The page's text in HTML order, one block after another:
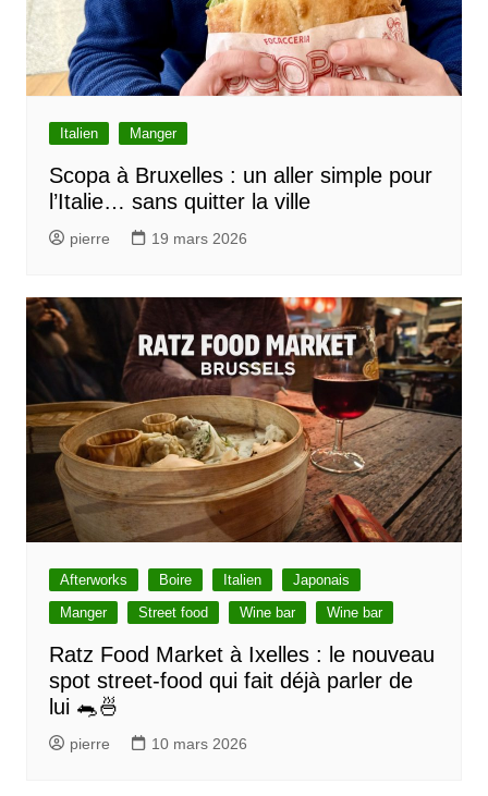
Italien Manger
Scopa à Bruxelles : un aller simple pour
l’Italie… sans quitter la ville
pierre 19 mars 2026
Afterworks Boire Italien
Japonais
Manger
Street food Wine bar Wine bar
Ratz Food Market à Ixelles : le nouveau
spot street-food qui fait déjà parler de
lui 🐀🍜
pierre 10 mars 2026